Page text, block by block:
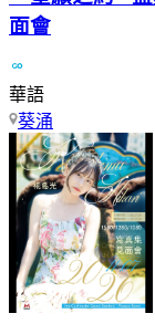
面會
華語
葵涌